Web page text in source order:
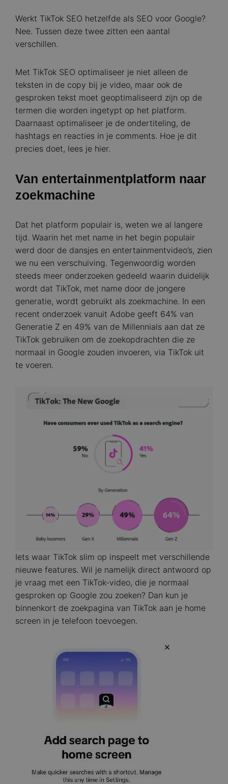
Werkt TikTok SEO hetzelfde als SEO voor Google?
Nee. Tussen deze twee zitten een aantal
verschillen.
Met TikTok SEO optimaliseer je niet alleen de
teksten in de copy bij je video, maar ook de
gesproken tekst moet geoptimaliseerd zijn op de
termen die worden ingetypt op het platform.
Daarnaast optimaliseer je de ondertiteling, de
hashtags en reacties in je comments. Hoe je dit
precies doet, lees je hier.
Van entertainmentplatform naar
zoekmachine
Dat het platform populair is, weten we al langere
tijd. Waarin het met name in het begin populair
werd door de dansjes en entertainmentvideo’s, zien
we nu een verschuiving. Tegenwoordig worden
steeds meer onderzoeken gedeeld waarin duidelijk
wordt dat TikTok, met name door de jongere
generatie, wordt gebruikt als zoekmachine. In een
recent onderzoek vanuit Adobe geeft 64% van
Generatie Z en 49% van de Millennials aan dat ze
TikTok gebruiken om de zoekopdrachten die ze
normaal in Google zouden invoeren, via TikTok uit
te voeren.
Image
Iets waar TikTok slim op inspeelt met verschillende
nieuwe features. Wil je namelijk direct antwoord op
je vraag met een TikTok-video, die je normaal
gesproken op Google zou zoeken? Dan kun je
binnenkort de zoekpagina van TikTok aan je home
screen in je telefoon toevoegen.